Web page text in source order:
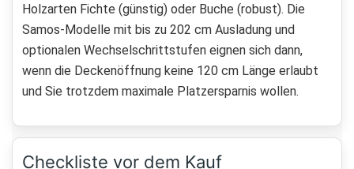
Holzarten Fichte (günstig) oder Buche (robust). Die
Samos-Modelle mit bis zu 202 cm Ausladung und
optionalen Wechselschrittstufen eignen sich dann,
wenn die Deckenöffnung keine 120 cm Länge erlaubt
und Sie trotzdem maximale Platzersparnis wollen.
Checkliste vor dem Kauf